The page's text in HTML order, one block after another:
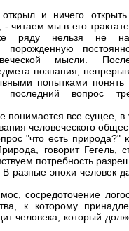
и ничего
читаем мы в его
ряду нельзя не
порожденную
мысли.
познания,
попытками
вопрос
все сущее, в
человеческого
"что есть природа?"
говорит Гегель,
потребность
В разные эпохи человек
сосредоточение
к которому
человека, который